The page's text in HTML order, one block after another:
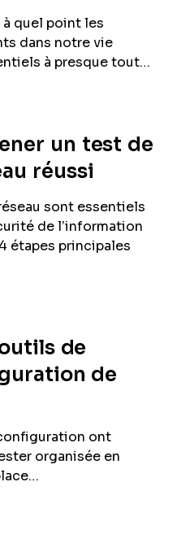
à quel point les
dans notre vie
à presque tout…
un test de
réussi
sont essentiels
de l’information
étapes principales
de
de
ont
organisée en